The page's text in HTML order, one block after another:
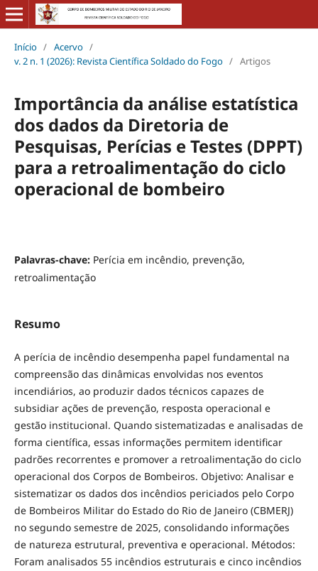
Início / Acervo /
v. 2 n. 1 (2026): Revista Científica Soldado do Fogo / Artigos
Importância da análise estatística
dos dados da Diretoria de
Pesquisas, Perícias e Testes (DPPT)
para a retroalimentação do ciclo
operacional de bombeiro
Palavras-chave: Perícia em incêndio, prevenção,
retroalimentação
Resumo
A perícia de incêndio desempenha papel fundamental na
compreensão das dinâmicas envolvidas nos eventos
incendiários, ao produzir dados técnicos capazes de
subsidiar ações de prevenção, resposta operacional e
gestão institucional. Quando sistematizadas e analisadas de
forma científica, essas informações permitem identificar
padrões recorrentes e promover a retroalimentação do ciclo
operacional dos Corpos de Bombeiros. Objetivo: Analisar e
sistematizar os dados dos incêndios periciados pelo Corpo
de Bombeiros Militar do Estado do Rio de Janeiro (CBMERJ)
no segundo semestre de 2025, consolidando informações
de natureza estrutural, preventiva e operacional. Métodos:
Foram analisados 55 incêndios estruturais e cinco incêndios